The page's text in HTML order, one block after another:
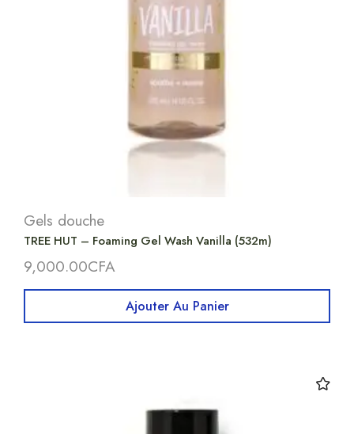
Gels douche
TREE HUT – Foaming Gel Wash Vanilla (532m)
9,000.00CFA
Ajouter Au Panier